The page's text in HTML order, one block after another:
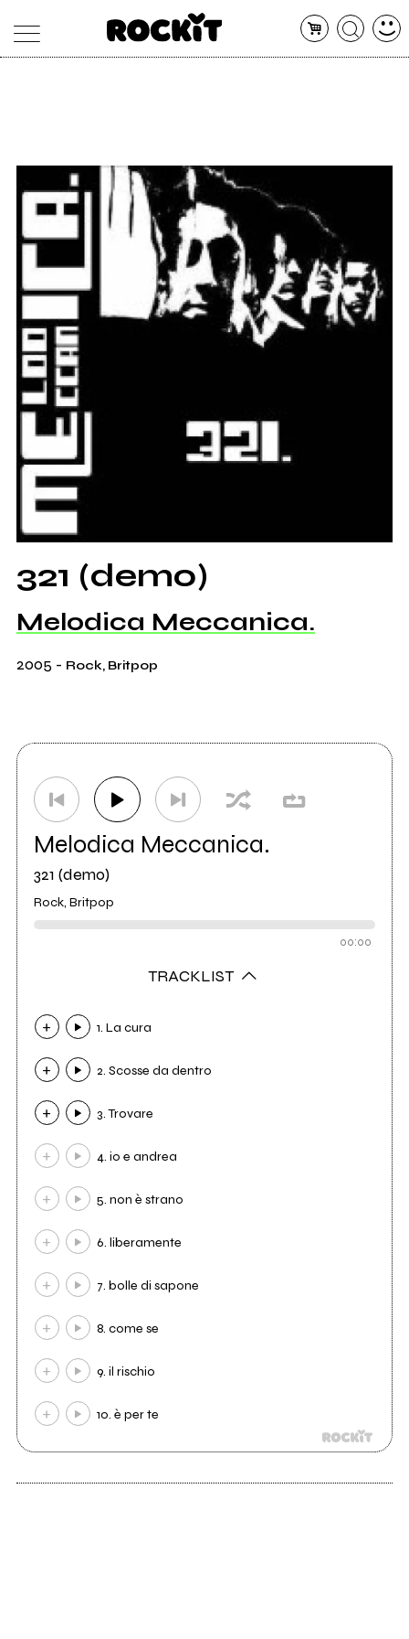
ARTISTI
CONCERTI
SHOP
RADIO
321 (demo)
Melodica Meccanica.
2005- Rock, Britpop
Melodica Meccanica.
321 (demo)
Rock, Britpop
00:00
TRACKLIST
1. La cura
2. Scosse da dentro
3. Trovare
4. io e andrea
5. non è strano
6. liberamente
7. bolle di sapone
8. come se
9. il rischio
10. è per te